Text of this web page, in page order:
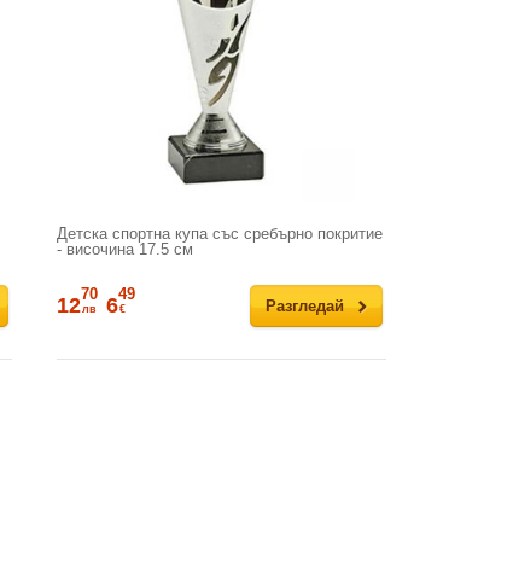
Детска спортна купа със сребърно покритие
- височина 17.5 см
Разгледай
1270
лв 649
€